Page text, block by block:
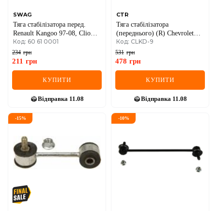
SWAG
Тяга стабілізатора перед.
Renault Kangoo 97-08, Clio
91-
Код: 60 61 0001
234 грн
211 грн
КУПИТИ
Відправка 11.08
CTR
Тяга стабілізатора
(переднього) (R) Chevrolet
Lacetti 05-
Код: CLKD-9
531 грн
478 грн
КУПИТИ
Відправка 11.08
-15% -10%